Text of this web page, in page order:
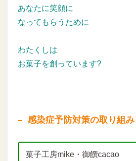
あなたに笑顔に
なってもらうために
わたくしは
お菓子を創っています?
感染症予防対策の取り組み
菓子工房mike・御饌cacao